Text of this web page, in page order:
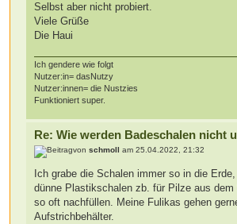
Selbst aber nicht probiert.
Viele Grüße
Die Haui
Ich gendere wie folgt
Nutzer:in= dasNutzy
Nutzer:innen= die Nustzies
Funktioniert super.
Re: Wie werden Badeschalen nicht
vonschmoll am 25.04.2022, 21:32
Ich grabe die Schalen immer so in die
dünne Plastikschalen zb. für Pilze aus
so oft nachfüllen. Meine Fulikas gehen
Aufstrichbehälter.